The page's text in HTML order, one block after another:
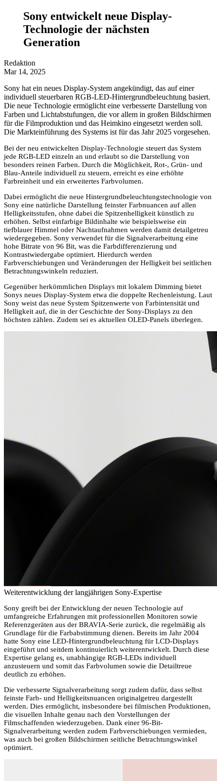
Sony entwickelt neue Display-
Technologie der nächsten
Generation
Redaktion
Mar 14, 2025
Sony hat ein neues Display-System angekündigt, das auf einer
individuell steuerbaren RGB-LED-Hintergrundbeleuchtung basiert.
Die neue Technologie ermöglicht eine verbesserte Darstellung von
Farben und Lichtabstufungen, die vor allem in großen Bildschirmen
für die Filmproduktion und das Heimkino eingesetzt werden soll.
Die Markteinführung des Systems ist für das Jahr 2025 vorgesehen.
Bei der neu entwickelten Display-Technologie steuert das System
jede RGB-LED einzeln an und erlaubt so die Darstellung von
besonders reinen Farben. Durch die Möglichkeit, Rot-, Grün- und
Blau-Anteile individuell zu steuern, erreicht es eine erhöhte
Farbreinheit und ein erweitertes Farbvolumen.
Dabei ermöglicht die neue Hintergrundbeleuchtungstechnologie von
Sony eine natürliche Darstellung feinster Farbnuancen auf allen
Helligkeitsstufen, ohne dabei die Spitzenhelligkeit künstlich zu
erhöhen. Selbst einfarbige Bildinhalte wie beispielsweise ein
tiefblauer Himmel oder Nachtaufnahmen werden damit detailgetreu
wiedergegeben. Sony verwendet für die Signalverarbeitung eine
hohe Bitrate von 96 Bit, was die Farbdifferenzierung und
Kontrastwiedergabe optimiert. Hierdurch werden
Farbverschiebungen und Veränderungen der Helligkeit bei seitlichen
Betrachtungswinkeln reduziert.
Gegenüber herkömmlichen Displays mit lokalem Dimming bietet
Sonys neues Display-System etwa die doppelte Rechenleistung. Laut
Sony weist das neue System Spitzenwerte von Farbintensität und
Helligkeit auf, die in der Geschichte der Sony-Displays zu den
höchsten zählen. Zudem sei es aktuellen OLED-Panels überlegen.
Weiterentwicklung der langjährigen Sony-Expertise
Sony greift bei der Entwicklung der neuen Technologie auf
umfangreiche Erfahrungen mit professionellen Monitoren sowie
Referenzgeräten aus der BRAVIA-Serie zurück, die regelmäßig als
Grundlage für die Farbabstimmung dienen. Bereits im Jahr 2004
hatte Sony eine LED-Hintergrundbeleuchtung für LCD-Displays
eingeführt und seitdem kontinuierlich weiterentwickelt. Durch diese
Expertise gelang es, unabhängige RGB-LEDs individuell
anzusteuern und somit das Farbvolumen sowie die Detailtreue
deutlich zu erhöhen.
Die verbesserte Signalverarbeitung sorgt zudem dafür, dass selbst
feinste Farb- und Helligkeitsnuancen originalgetreu dargestellt
werden. Dies ermöglicht, insbesondere bei filmischen Produktionen,
die visuellen Inhalte genau nach den Vorstellungen der
Filmschaffenden wiederzugeben. Dank einer 96-Bit-
Signalverarbeitung werden zudem Farbverschiebungen vermieden,
was auch bei großen Bildschirmen seitliche Betrachtungswinkel
optimiert.